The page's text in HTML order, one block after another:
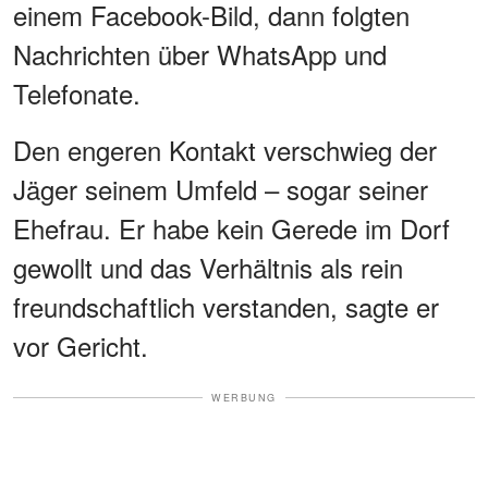
einem Facebook-Bild, dann folgten
Nachrichten über WhatsApp und
Telefonate.
Den engeren Kontakt verschwieg der
Jäger seinem Umfeld – sogar seiner
Ehefrau. Er habe kein Gerede im Dorf
gewollt und das Verhältnis als rein
freundschaftlich verstanden, sagte er
vor Gericht.
WERBUNG